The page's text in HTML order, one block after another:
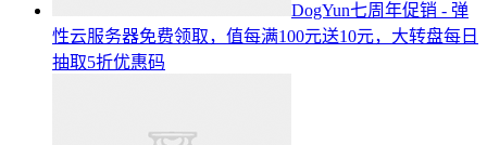
DogYun七周年促销 - 弹
性云服务器免费领取，值每满100元送10元，大转盘每日
抽取5折优惠码